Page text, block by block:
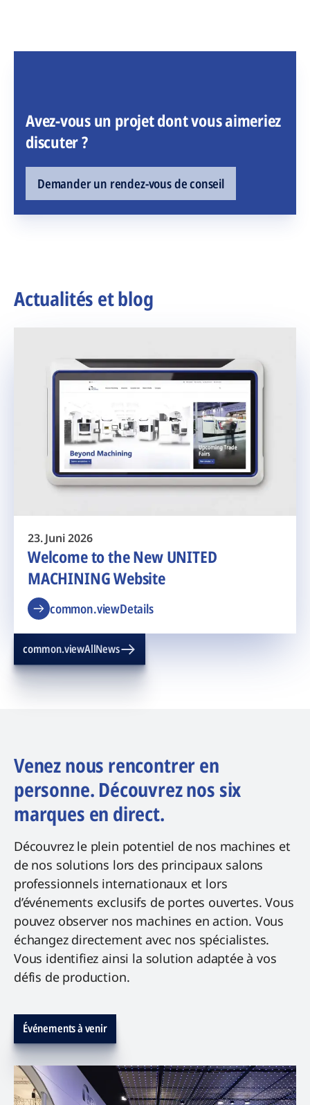
Avez-vous un projet dont vous aimeriez
discuter ?
Demander un rendez-vous de conseil
Actualités et blog
23. Juni 2026
Welcome to the New UNITED
MACHINING Website
common.viewDetails
common.viewAllNews
Venez nous rencontrer en
personne. Découvrez nos six
marques en direct.
Découvrez le plein potentiel de nos machines et
de nos solutions lors des principaux salons
professionnels internationaux et lors
d’événements exclusifs de portes ouvertes. Vous
pouvez observer nos machines en action. Vous
échangez directement avec nos spécialistes.
Vous identifiez ainsi la solution adaptée à vos
défis de production.
Événements à venir